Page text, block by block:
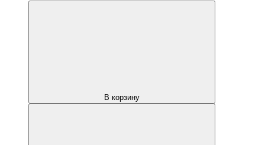
В корзину